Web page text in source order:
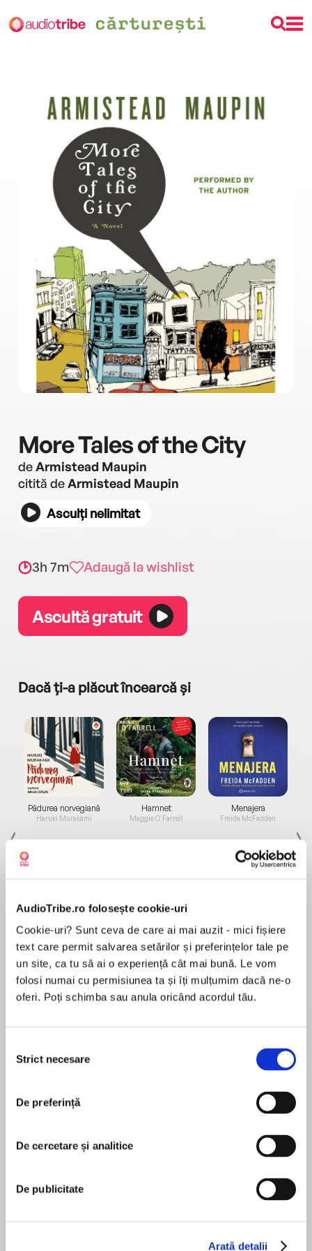
AudioTribe.ro folosește cookie-uri
Cookie-uri? Sunt ceva de care ai mai auzit - mici fișiere
text care permit salvarea setărilor și preferințelor tale pe
un site, ca tu să ai o experiență cât mai bună. Le vom
folosi numai cu permisiunea ta și îți mulțumim dacă ne-o
oferi. Poți schimba sau anula oricând acordul tău.
consimțământului
Strict necesare
De preferință
De cercetare și analitice
De publicitate
Arată detalii
More Tales of the City
deArmistead Maupin
citită deArmistead Maupin
Asculți nelimitat
3h 7m Adaugă la wishlist
Ascultă gratuit
Dacă ți-a plăcut încearcă și
Pădurea norvegiană
Haruki Murakami
Elita de Argint (Elita
de...
Dani Francis
Hamnet
Maggie O'Farrell
Diavolul se îmbracă de
la...
Lauren Weisberger
Menajera
Freida McFadden
Migdală
Sohn Won-pyung
Inspiration for the Netflix Limited Series, Tales
of the City
The second novel in the beloved Tales of the
City series, Armistead Maupin’s best-selling
cozy nest for adventures far afield. Mary Ann
În acest moment nu există recenzii
Armistead Maupin
City series, which includes Tales of the City, More